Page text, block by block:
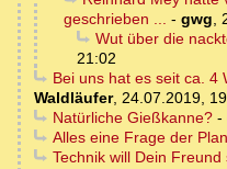
geschrieben ... - gwg,
Wut über die
21:02
Bei uns hat es seit ca. 4
Waldläufer, 24.07.2019,
Natürliche Gießkanne?-
Alles eine Frage der
Technik will Dein